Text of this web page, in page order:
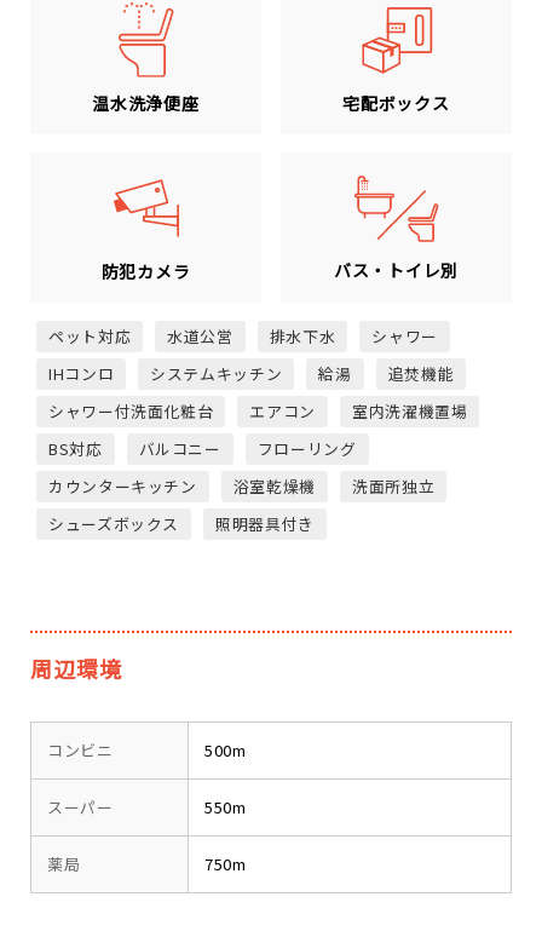
温水洗浄便座 宅配ボックス
防犯カメラ バス・トイレ別
ペット対応 水道公営 排水下水
シャワー
IHコンロ
システムキッチン 給湯
追焚機能
シャワー付洗面化粧台
エアコン
室内洗濯機置場
BS対応
バルコニー
フローリング
カウンターキッチン
浴室乾燥機
洗面所独立
シューズボックス
照明器具付き
周辺環境
コンビニ 500m
スーパー 550m
薬局 750m